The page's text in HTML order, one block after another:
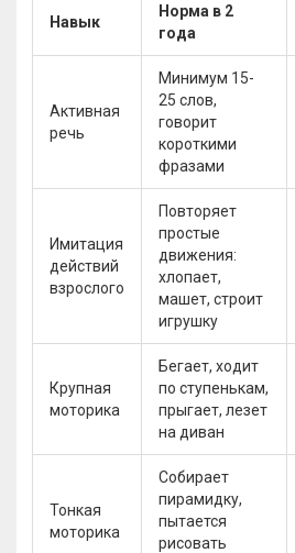
Навык
Норма в 2
года
Активная
речь
Минимум 15-
25 слов,
говорит
короткими
фразами
Имитация
действий
взрослого
Повторяет
простые
движения:
хлопает,
машет, строит
игрушку
Крупная
моторика
Бегает, ходит
по ступенькам,
прыгает, лезет
на диван
Тонкая
моторика
Собирает
пирамидку,
пытается
рисовать